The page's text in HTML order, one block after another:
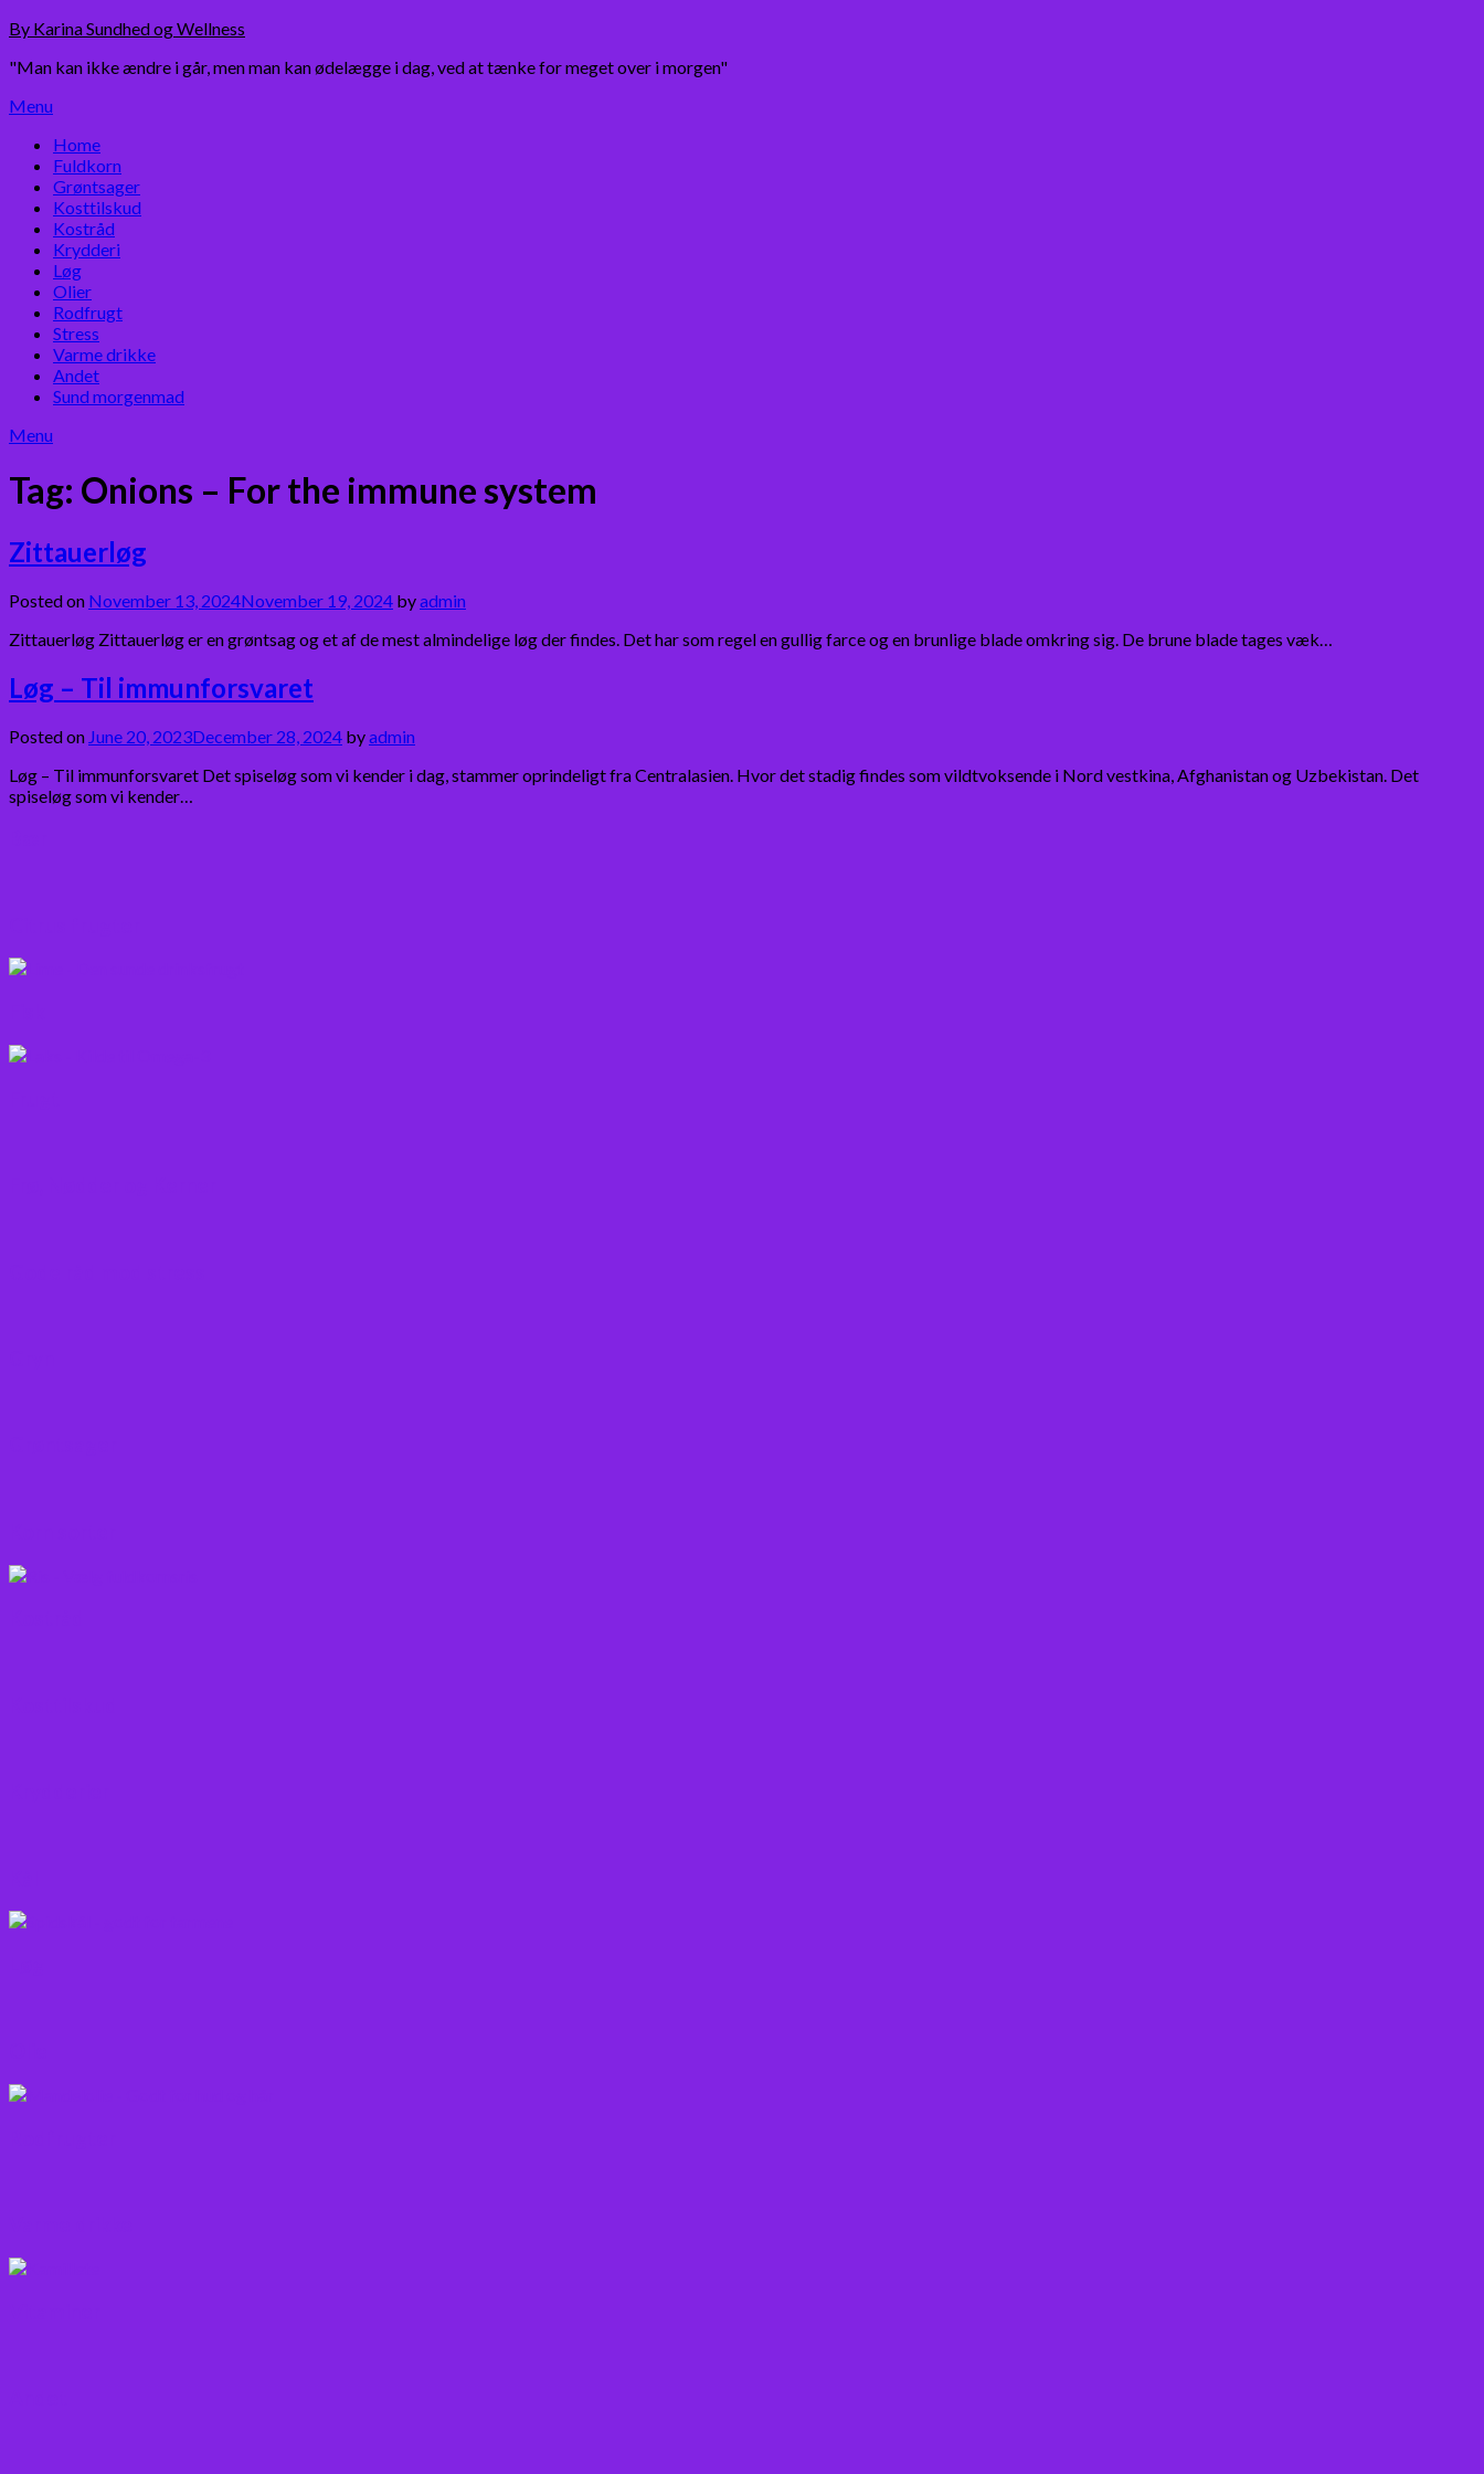
Skip
content
By Karina Sundhed og Wellness
"Man kan ikke ændre i går, men man kan ødelægge i dag, ved at tænke for meget over i morgen"
Menu
Home
Fuldkorn
Grøntsager
Kosttilskud
Kostråd
Krydderi
Løg
Olier
Rodfrugt
Stress
Varme drikke
Andet
Sund morgenmad
Menu
Tag: Onions – For the immune system
Zittauerløg
Posted on November 13, 2024November 19, 2024 byadmin
Zittauerløg Zittauerløg er en grøntsag og et af de mest almindelige løg der findes. Det har som regel en gullig farce og en brunlige blade omkring sig. De brune blade tages væk…
Løg – Til immunforsvaret
Posted on June 20, 2023December 28, 2024 byadmin
Løg – Til immunforsvaret Det spiseløg som vi kender i dag, stammer oprindeligt fra Centralasien. Hvor det stadig findes som vildtvoksende i Nord vestkina, Afghanistan og Uzbekistan. Det
spiseløg som vi kender…